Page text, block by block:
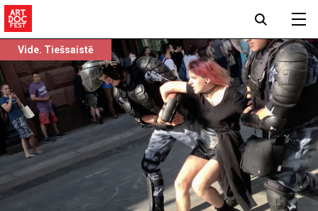
Vide. Tiešsaistē